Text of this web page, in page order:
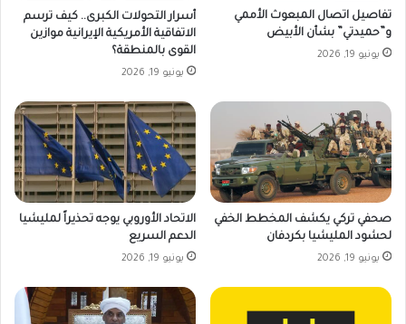
تفاصيل اتصال المبعوث الأممي
و”حميدتي” بشأن الأبيض
يونيو 19, 2026
أسرار التحولات الكبرى.. كيف ترسم
الاتفاقية الأمريكية الإيرانية موازين
القوى بالمنطقة؟
يونيو 19, 2026
صحفي تركي يكشف المخطط الخفي
لحشود المليشيا بكردفان
يونيو 19, 2026
الاتحاد الأوروبي يوجه تحذيراً لمليشيا
الدعم السريع
يونيو 19, 2026